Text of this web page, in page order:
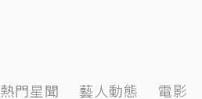
熱門星聞 藝人動態 電影